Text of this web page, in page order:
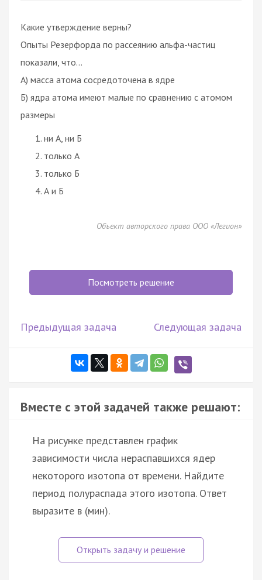
Какие утверждение верны?
Опыты Резерфорда по рассеянию альфа-частиц
показали, что...
А) масса атома сосредоточена в ядре
Б) ядра атома имеют малые по сравнению с атомом
размеры
ни А, ни Б
только А
только Б
А и Б
Объект авторского права ООО «Легион»
Посмотреть решение
Предыдущая задача Следующая задача
Вместе с этой задачей также решают:
На рисунке представлен график
зависимости числа нераспавшихся ядер
некоторого изотопа от времени. Найдите
период полураспада этого изотопа. Ответ
выразите в (мин).